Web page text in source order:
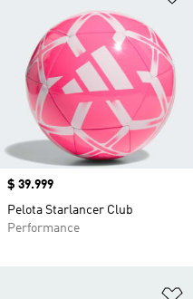
Precio
$ 39.999
Pelota Starlancer Club
Performance